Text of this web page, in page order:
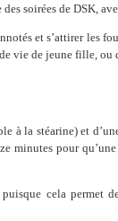
soirées de DSK,
et s’attirer les
vie de jeune fille, ou
à la stéarine) et
minutes pour
cela permet